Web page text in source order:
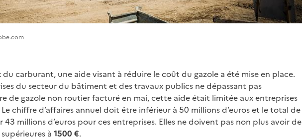
du carburant, une aide visant à réduire le coût du gazole a été mise en place.
du secteur du bâtiment et des travaux publics ne dépassant pas
de gazole non routier facturé en mai, cette aide était limitée aux entreprises
chiffre d’affaires annuel doit être inférieur à 50 millions d’euros et le total de
millions d’euros pour ces entreprises. Elles ne doivent pas non plus avoir de
à 1500 €.